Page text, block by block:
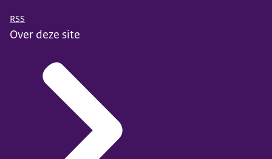
RSS
Over deze site